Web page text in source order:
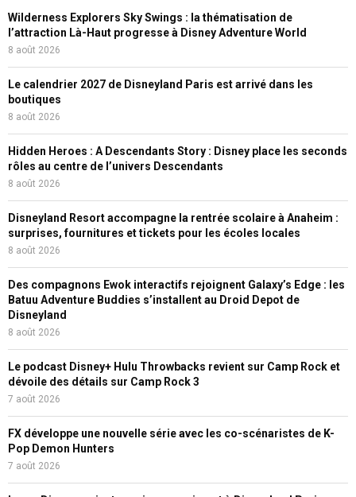
Wilderness Explorers Sky Swings : la thématisation de
l’attraction Là-Haut progresse à Disney Adventure World
8 août 2026
Le calendrier 2027 de Disneyland Paris est arrivé dans les
boutiques
8 août 2026
Hidden Heroes : A Descendants Story : Disney place les seconds
rôles au centre de l’univers Descendants
8 août 2026
Disneyland Resort accompagne la rentrée scolaire à Anaheim :
surprises, fournitures et tickets pour les écoles locales
8 août 2026
Des compagnons Ewok interactifs rejoignent Galaxy’s Edge : les
Batuu Adventure Buddies s’installent au Droid Depot de
Disneyland
8 août 2026
Le podcast Disney+ Hulu Throwbacks revient sur Camp Rock et
dévoile des détails sur Camp Rock 3
7 août 2026
FX développe une nouvelle série avec les co-scénaristes de K-
Pop Demon Hunters
7 août 2026